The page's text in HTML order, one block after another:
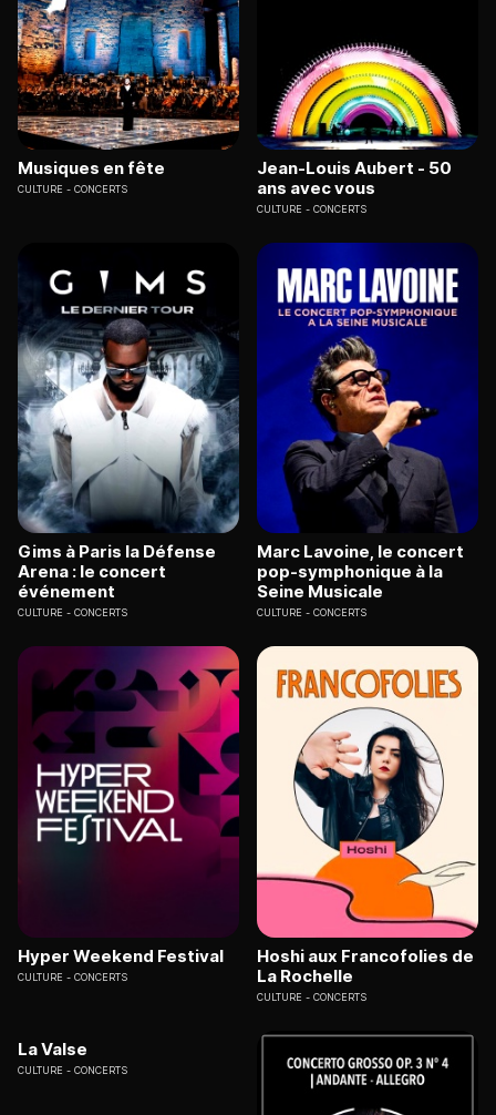
Musiques en fête
CULTURE CONCERTS
Jean-Louis Aubert - 50
ans avec vous
CULTURE CONCERTS
Gims à Paris la Défense
Arena : le concert
événement
CULTURE CONCERTS
Marc Lavoine, le concert
pop-symphonique à la
Seine Musicale
CULTURE CONCERTS
Hyper Weekend Festival
CULTURE CONCERTS
Hoshi aux Francofolies de
La Rochelle
CULTURE CONCERTS
La Valse
CULTURE CONCERTS